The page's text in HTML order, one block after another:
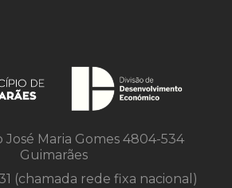
José Maria Gomes 4804-534
Guimarães
(chamada rede fixa nacional)